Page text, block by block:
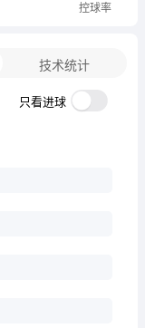
控球率
技术统计
只看进球